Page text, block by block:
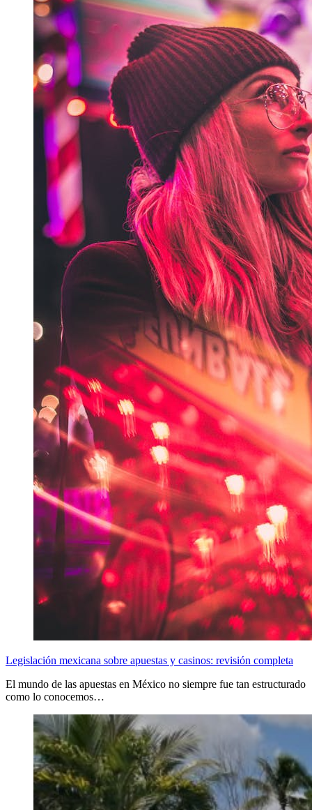
Legislación mexicana sobre apuestas y casinos: revisión completa
El mundo de las apuestas en México no siempre fue tan estructurado
como lo conocemos…